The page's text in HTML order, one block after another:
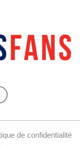
de confidentialité